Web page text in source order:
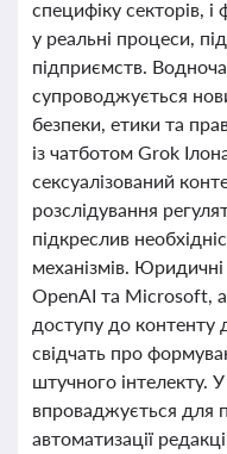
специфіку секторів,
у реальні процеси,
підприємств.
супроводжується
безпеки, етики та
із чатботом Grok
сексуалізований
розслідування
підкреслив
механізмів.
OpenAI та Microsoft,
доступу до контенту
свідчать про
штучного інтелекту.
впроваджується для
автоматизації